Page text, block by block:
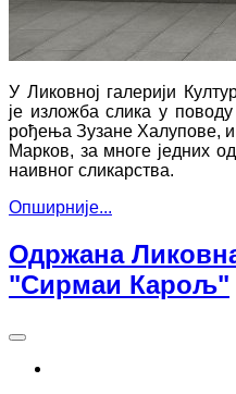
У Ликовној галерији
је изложба слика у
рођења Зузане Халупове, и
Марков, за многе једних
наивног сликарства.
Опширније...
Одржана
"Сирмаи Карољ"